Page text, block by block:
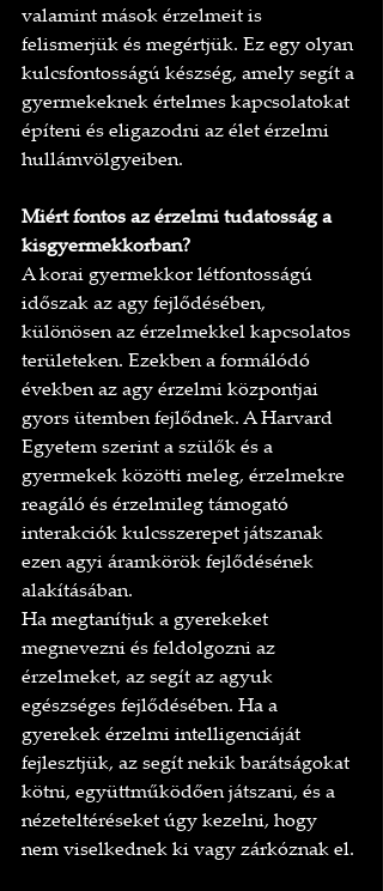
valamint mások érzelmeit is
felismerjük és megértjük. Ez egy olyan
kulcsfontosságú készség, amely segít a
gyermekeknek értelmes kapcsolatokat
építeni és eligazodni az élet érzelmi
hullámvölgyeiben.
Miért fontos az érzelmi tudatosság a
kisgyermekkorban?
A korai gyermekkor létfontosságú
időszak az agy fejlődésében,
különösen az érzelmekkel kapcsolatos
területeken. Ezekben a formálódó
években az agy érzelmi központjai
gyors ütemben fejlődnek. A Harvard
Egyetem szerint a szülők és a
gyermekek közötti meleg, érzelmekre
reagáló és érzelmileg támogató
interakciók kulcsszerepet játszanak
ezen agyi áramkörök fejlődésének
alakításában.
Ha megtanítjuk a gyerekeket
megnevezni és feldolgozni az
érzelmeket, az segít az agyuk
egészséges fejlődésében. Ha a
gyerekek érzelmi intelligenciáját
fejlesztjük, az segít nekik barátságokat
kötni, együttműködően játszani, és a
nézeteltéréseket úgy kezelni, hogy
nem viselkednek ki vagy zárkóznak el.